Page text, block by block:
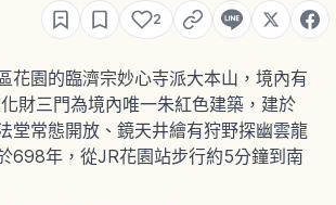
2
花園的臨濟宗妙心寺派大本山，境內有
財三門為境內唯一朱紅色建築，建於
堂常態開放、鏡天井繪有狩野探幽雲龍
698年，從JR花園站步行約5分鐘到南